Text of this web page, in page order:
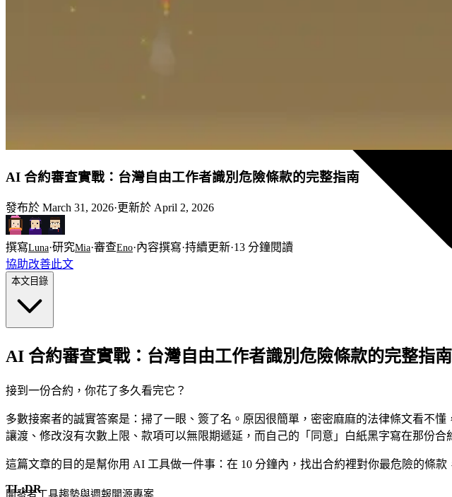
開發者工具趨勢與週報開源專案
AI 合約審查實戰：台灣自由工作者識別危險條款的完整指南
發布於 March 31, 2026·更新於 April 2, 2026
撰寫Luna·研究Mia·審查Eno·內容撰寫·持續更新·13 分鐘閱讀
協助改善此文
本文目錄
AI 合約審查實戰：台灣自由工作者識別危險條款的完整指南
接到一份合約，你花了多久看完它？
多數接案者的誠實答案是：掃了一眼、簽了名。原因很簡單，密密麻麻的法律條文看不
讓渡、修改沒有次數上限、款項可以無限期遞延，而自己的「同意」白紙黑字寫在那份合
這篇文章的目的是幫你用 AI 工具做一件事：在 10 分鐘內，找出合約裡對你最危險的條
TL;DR